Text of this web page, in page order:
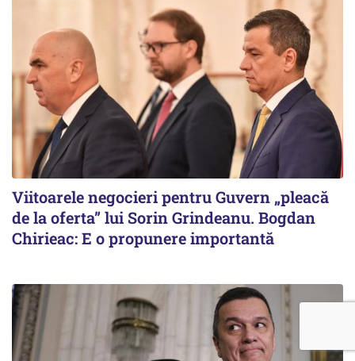
Viitoarele negocieri pentru Guvern „pleacă
de la oferta” lui Sorin Grindeanu. Bogdan
Chirieac: E o propunere importantă